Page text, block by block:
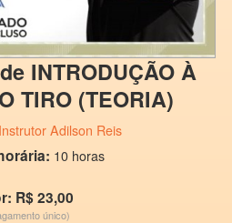
INTRODUÇÃO À
TIRO (TEORIA)
Instrutor Adilson Reis
10 horas
R$ 23,00
único)